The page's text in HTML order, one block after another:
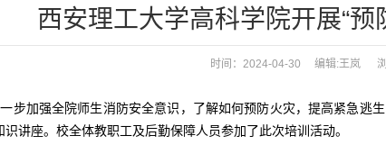
西安理工大学高科学院开展“
时间：2024-04-30 编辑:王岚 浏
步加强全院师生消防安全意识，了解如何预防火灾，提高紧急逃
识讲座。校全体教职工及后勤保障人员参加了此次培训活动。